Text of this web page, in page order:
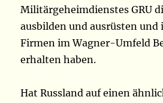
Militärgeheimdienstes GRU
ausbilden und ausrüsten und
Firmen im Wagner-Umfeld
erhalten haben.
Hat Russland auf einen